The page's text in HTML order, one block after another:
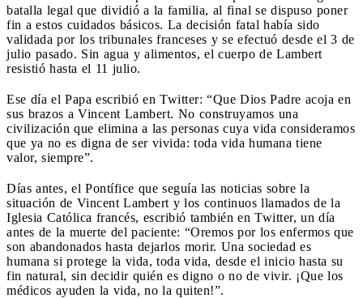
batalla legal que dividió a la familia, al final se dispuso poner
fin a estos cuidados básicos. La decisión fatal había sido
validada por los tribunales franceses y se efectuó desde el 3 de
julio pasado. Sin agua y alimentos, el cuerpo de Lambert
resistió hasta el 11 julio.
Ese día el Papa escribió en Twitter: “Que Dios Padre acoja en
sus brazos a Vincent Lambert. No construyamos una
civilización que elimina a las personas cuya vida consideramos
que ya no es digna de ser vivida: toda vida humana tiene
valor, siempre”.
Días antes, el Pontífice que seguía las noticias sobre la
situación de Vincent Lambert y los continuos llamados de la
Iglesia Católica francés, escribió también en Twitter, un día
antes de la muerte del paciente: “Oremos por los enfermos que
son abandonados hasta dejarlos morir. Una sociedad es
humana si protege la vida, toda vida, desde el inicio hasta su
fin natural, sin decidir quién es digno o no de vivir. ¡Que los
médicos ayuden la vida, no la quiten!”.